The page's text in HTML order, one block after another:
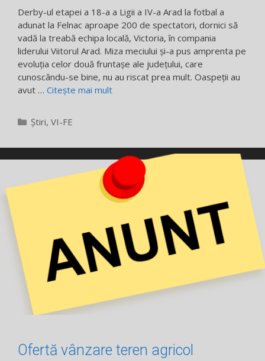
Derby-ul etapei a 18-a a Ligii a IV-a Arad la fotbal a
adunat la Felnac aproape 200 de spectatori, dornici să
vadă la treabă echipa locală, Victoria, în compania
liderului Viitorul Arad. Miza meciului și-a pus amprenta pe
evoluția celor două fruntașe ale județului, care
cunoscându-se bine, nu au riscat prea mult. Oaspeții au
avut … Citește mai mult
Categorii
Știri, VI-FE
Ofertă vânzare teren agricol